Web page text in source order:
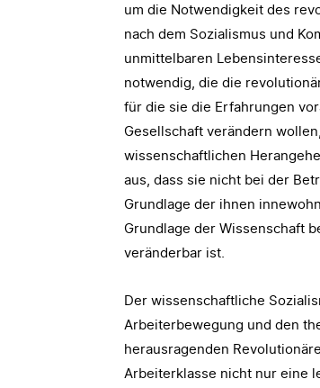
um die Notwendigkeit des
nach dem Sozialismus und
unmittelbaren
notwendig, die die
für die sie die Erfahrungen
Gesellschaft verändern
wissenschaftlichen
aus, dass sie nicht bei der
Grundlage der ihnen
Grundlage der Wissenschaft
veränderbar ist.
Der wissenschaftliche
Arbeiterbewegung und den
herausragenden
Arbeiterklasse nicht nur eine